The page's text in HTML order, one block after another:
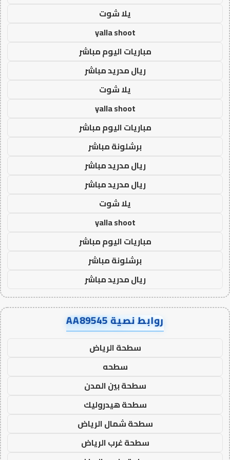
يلا شوت
yalla shoot
مباريات اليوم مباشر
ريال مدريد مباشر
يلا شوت
yalla shoot
مباريات اليوم مباشر
برشلونة مباشر
ريال مدريد مباشر
ريال مدريد مباشر
يلا شوت
yalla shoot
مباريات اليوم مباشر
برشلونة مباشر
ريال مدريد مباشر
روابط نصية AA89545
سطحة الرياض
سطحه
سطحة بين المدن
سطحة هيدروليك
سطحة شمال الرياض
سطحة غرب الرياض